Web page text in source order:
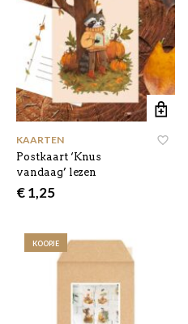
KAARTEN
Postkaart ‘Knus
vandaag’ lezen
€1,25
KOOPJE